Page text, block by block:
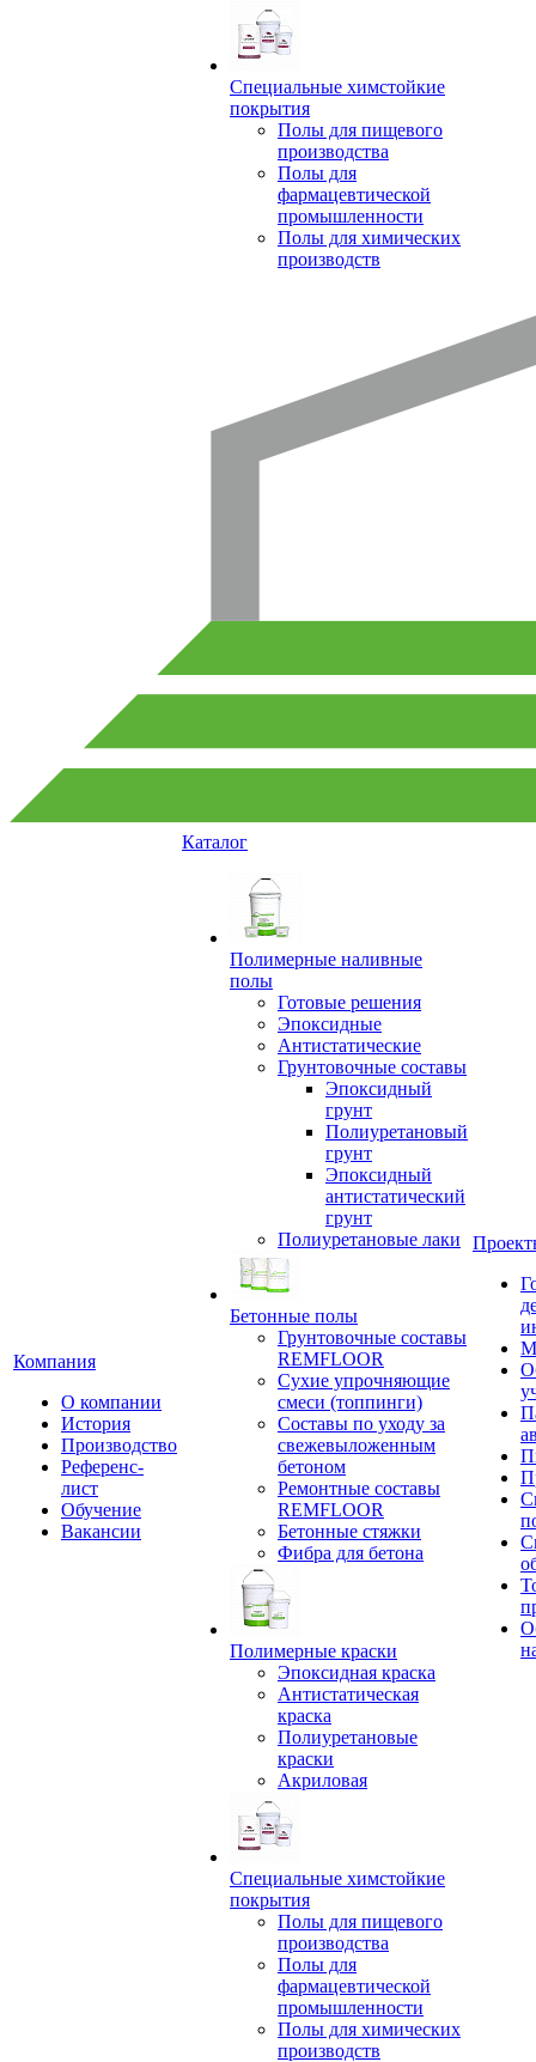
Специальные химстойкие
покрытия
Полы для пищевого
производства
Полы для
фармацевтической
промышленности
Полы для химических
производств
Компания
О компании
История
Производство
Референс-
лист
Обучение
Вакансии
Каталог
Полимерные наливные
полы
Готовые решения
Эпоксидные
Антистатические
Грунтовочные составы
Эпоксидный
грунт
Полиуретановый
грунт
Эпоксидный
антистатический
грунт
Полиуретановые лаки
Бетонные полы
Грунтовочные составы
REMFLOOR
Сухие упрочняющие
смеси (топпинги)
Составы по уходу за
свежевыложенным
бетоном
Ремонтные составы
REMFLOOR
Бетонные стяжки
Фибра для бетона
Полимерные краски
Эпоксидная краска
Антистатическая
краска
Полиуретановые
краски
Акриловая
Специальные химстойкие
покрытия
Полы для пищевого
производства
Полы для
фармацевтической
промышленности
Полы для химических
производств